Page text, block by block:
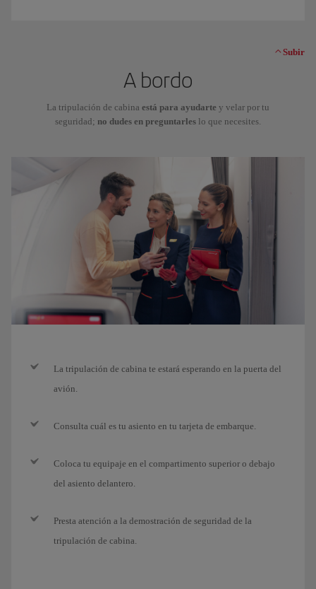
Subir
A bordo
La tripulación de cabina está para ayudarte y velar por tu
seguridad; no dudes en preguntarleslo que necesites.
La tripulación de cabina te estará esperando en la puerta del
avión.
Consulta cuál es tu asiento en tu tarjeta de embarque.
Coloca tu equipaje en el compartimento superior o debajo
del asiento delantero.
Presta atención a la demostración de seguridad de la
tripulación de cabina.